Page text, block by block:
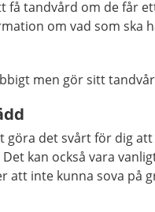
få tandvård om de får
om vad som ska
men gör sitt
göra det svårt för dig
kan också vara
att inte kunna sova på